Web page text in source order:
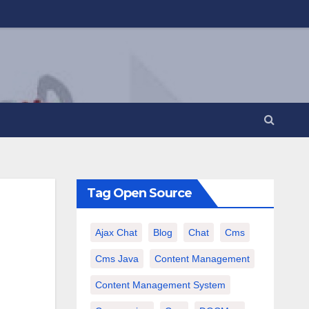
Tag Open Source
Ajax Chat Blog Chat Cms
Cms Java Content Management
Content Management System